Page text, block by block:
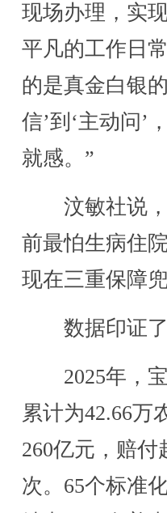
现场办理，实
平凡的工作日
的是真金白银
信’到‘主动问’
就感。”
汶敏社说，
前最怕生病住
现在三重保障
数据印证了
2025年，宝
累计为42.66万
260亿元，赔付
次。65个标准